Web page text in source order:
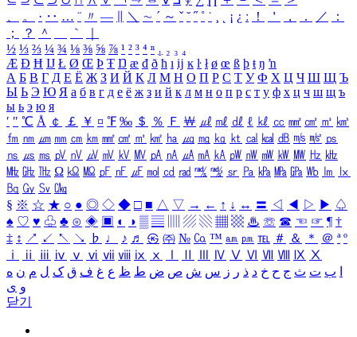
、
。 · ‥ … ¨ 〃 ― ＼ ∼ ´ ～ ˇ ˘ ˝ ˚ ˙ ¸ ¡ ¿ ː ！ ＇ ， ． ／
：
；
？ ＾ ｀
½ ⅓ ⅔ ¼ ¾ ⅛ ⅜ ⅝ ⅞ ¹ ² ³ ⁴ ⁿ ₁ ₂ ₃ ₄
Æ Ð Ħ Ĳ Ł Ø Œ Þ Ŧ Ŋ æ đ ð ħ ı ĳ ĸ ŀ ł ø œ ß þ ŧ ŋ ŉ
А Б В Г Д Е Ё Ж З И Й К Л М Н О П Р С Т У Ф Х Ц Ч Ш Щ Ъ
Ы Ь Э Ю Я а б в г д е ё ж з и й к л м н о п р с т у ф х ц ч ш щ ъ
ы ь э ю я
′ ″ ℃ Å ￠ ￡ ￥ ¤ ℉ ‰ ＄ ％ Ｆ ￦ ㎕ ㎖ ㎗ ℓ ㎘ ㏄ ㎣ ㎤ ㎥ ㎦
㎙ ㎚ ㎛ ㎜ ㎝ ㎞ ㎟ ㎠ ㎡ ㎢ ㏊ ㎍ ㎎ ㎏ ㏏ ㎈ ㎉ ㏈ ㎧ ㎨ ㎰
㎱ ㎲ ㎳ ㎴ ㎵ ㎶ ㎷ ㎸ ㎹ ㎀ ㎁ ㎂ ㎃ ㎄ ㎺ ㎻ ㎽ ㎾ ㎿ ㎐ ㎑
㎒ ㎓ ㎔ Ω ㏀ ㏁ ㎊ ㎋ ㎌ ㏖ ㏅ ㎭ ㎮ ㎯ ㏛ ㎩ ㎪ ㎫ ㎬ ㏝ ㏐
㏓
㏃ ㏉ ㏜ ㏆
§ ※ ☆ ★ ○ ● ◎ ◇ ◆ □ ■ △ ▽ → ← ↑ ↓ ↔ 〓 ◁ ◀ ▷ ▶ ♤
♠ ♡ ♥ ♧ ♣ ⊙ ◈ ▣ ◐ ◑ ▒ ▤ ▨ ▧ ▦ ▩ ♨ ☏ ☎ ☜ ☞ ¶ †
‡ ↕ ↗ ↙ ↖ ↘ ♭ ♩ ♪ ♬ ㉿ ㈜ № ㏇ ™ ㏂ ㏘ ℡ ＃ ＆ ＊ ＠ ª º
ⅰ
ⅱ ⅲ ⅳ ⅴ ⅵ ⅶ ⅷ ⅸ ⅹ Ⅳ Ⅴ Ⅵ Ⅶ Ⅷ Ⅸ Ⅹ
ب ت ث ج ح خ د ذ ر ز س ش ص ض ط ظ ع غ ف ق ک ل م ن ه
و ی
닫기